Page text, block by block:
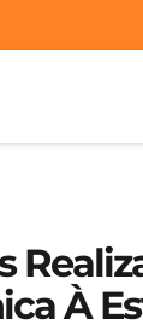
À